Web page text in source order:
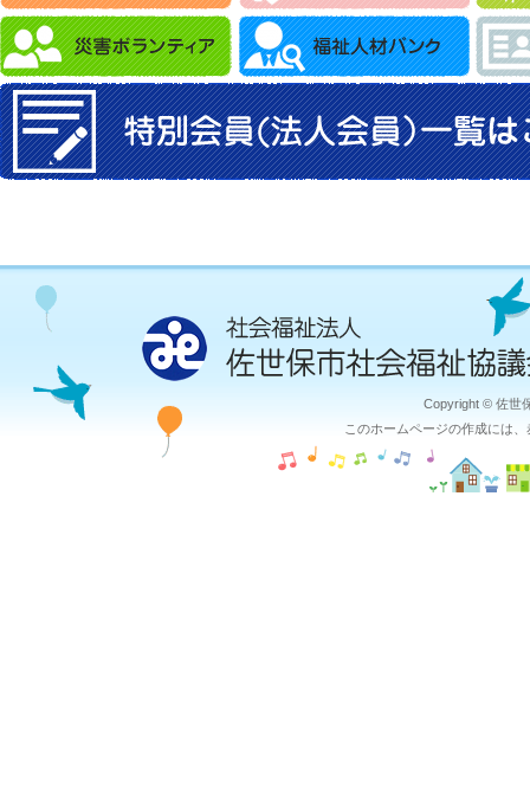
Copyright © 佐世
このホームページの作成には